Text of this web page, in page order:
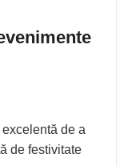
de a
de festivitate